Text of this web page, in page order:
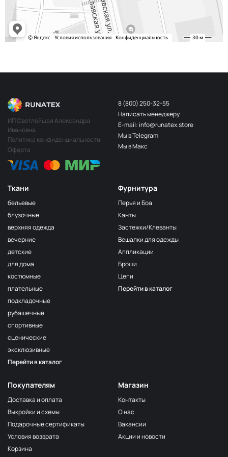
S248
Св.Бирюза
2400000683254
203/3
3Т.Бирюзовый
МП-20-203/3
(Т.Бирюзовый)
МП-20-198
2Т.Бирюзовый
МП-20-203/2
1Св.Бирюзовый
Аквамарин(Т.Бирюзовый)
МП-20-245
F222/2
волна
МП-20-F222/2
МП-20-F222/3
F257 Аквамарин
МП-20-F257
203/1
1Т.Бирюзовый
F254 Лагуна
4Св.Бирюзовый
F224/2
2Океанская
309/1 1Т.Серый
МП-20-309/1
F206 Бл.Бирюза
МП-20-F206
F321/1 Океан
МП-20-F321/1
191/2
МП-20-191/2
Ткани
бельевые
блузочные
верхняя одежда
вечерние
детские
для дома
костюмные
плательные
подкладочные
рубашечные
спортивные
сценические
эксклюзивные
Перейти в каталог
Фурнитура
Перья и Боа
Канты
Застежки/Клеванты
Вешалки для одежды
Аппликации
Броши
Цепи
Перейти в каталог
Покупателям
Доставка и оплата
Выкройки и схемы
Подарочные сертификаты
Условия возврата
Корзина
Магазин
Контакты
О нас
Вакансии
Акции и новости
ИП Светлейшая Александра
Ивановна
Политика конфиденциальности
Оферта
8 (800) 250-32-55
Написать менеджеру
E-mail: info@runatex.store
Мы в Telegram
Мы в Макс